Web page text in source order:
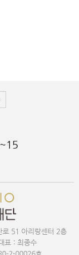
51 아리랑센터 2층
표 : 최종수
2-00026호